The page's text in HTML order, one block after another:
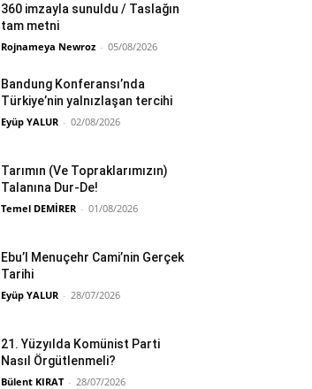
360 imzayla sunuldu / Taslağın
tam metni
Rojnameya Newroz - 05/08/2026
Bandung Konferansı’nda
Türkiye’nin yalnızlaşan tercihi
Eyüp YALUR - 02/08/2026
Tarımın (Ve Topraklarımızın)
Talanına Dur-De!
Temel DEMİRER - 01/08/2026
Ebu’l Menuçehr Cami’nin Gerçek
Tarihi
Eyüp YALUR - 28/07/2026
21. Yüzyılda Komünist Parti
Nasıl Örgütlenmeli?
Bülent KIRAT - 28/07/2026